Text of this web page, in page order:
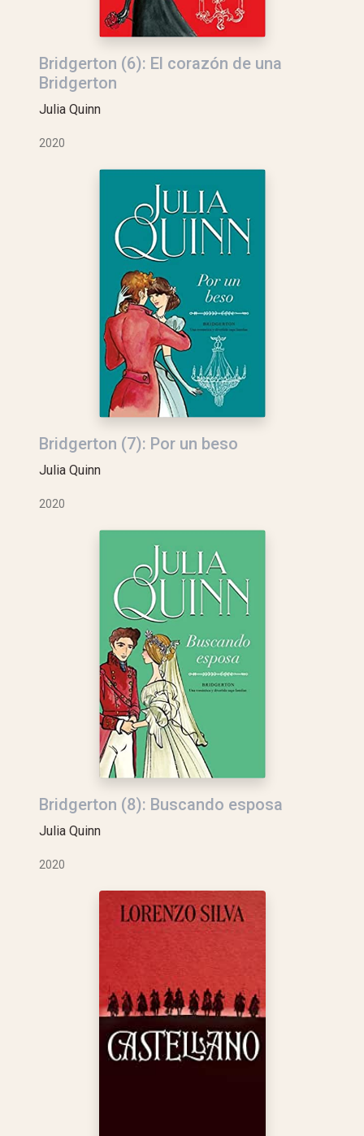
Bridgerton (6): El corazón de una
Bridgerton
Julia Quinn
2020
Bridgerton (7): Por un beso
Julia Quinn
2020
Bridgerton (8): Buscando esposa
Julia Quinn
2020